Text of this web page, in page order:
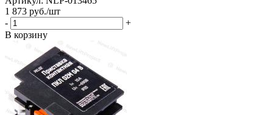
1 873 руб./шт
-
+
В корзину